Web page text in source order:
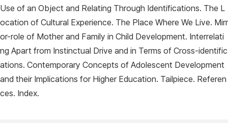
Use of an Object and Relating Through Identifications. The L
ocation of Cultural Experience. The Place Where We Live. Mirr
or-role of Mother and Family in Child Development. Interrelati
ng Apart from Instinctual Drive and in Terms of Cross-identific
ations. Contemporary Concepts of Adolescent Development
and their Implications for Higher Education. Tailpiece. Referen
ces. Index.